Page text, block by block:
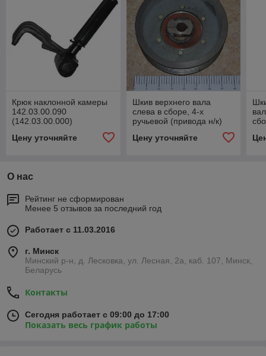
Крюк наклонной камеры
142.03.00.090
(142.03.00.000)
Цену уточняйте
Шкив верхнего вала
слева в сборе, 4-х
ручьевой (привода н/к)
Цену уточняйте
О нас
Рейтинг не сформирован
Менее 5 отзывов за последний год
Работает с 11.03.2016
г. Минск
Минский р-н, д. Лесковка, ул. Лесная, 2а, каб. 107, Минск,
Беларусь
Контакты
Сегодня работает с 09:00 до 17:00
Показать весь график работы